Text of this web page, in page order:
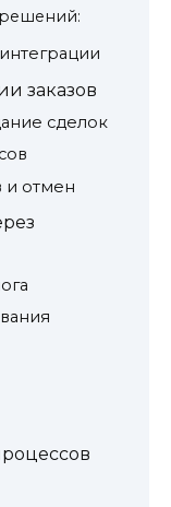
заказов
сделок
и отмен